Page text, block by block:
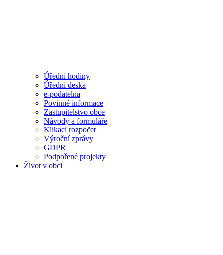
Úřední hodiny
Úřední deska
e-podatelna
Povinné informace
Zastupitelstvo obce
Návody a formuláře
Klikací rozpočet
Výroční zprávy
GDPR
Podpořené projekty
Život v obci